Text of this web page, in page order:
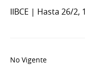
IIBCE | Hasta 26/2,
No Vigente